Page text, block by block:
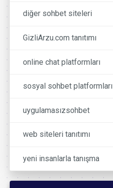
diğer sohbet siteleri
GizliArzu.com tanıtımı
online chat platformları
sosyal sohbet platformları
uygulamasızsohbet
web siteleri tanıtımı
yeni insanlarla tanışma